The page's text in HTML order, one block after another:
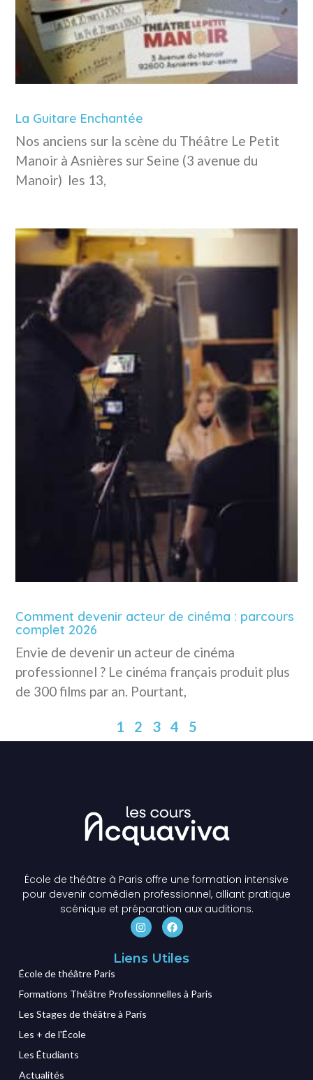
La Guitare Enchantée
Nos anciens sur la scène du Théâtre Le Petit
Manoir à Asnières sur Seine (3 avenue du
Manoir) les 13,
Comment devenir acteur de cinéma : parcours
complet 2026
Envie de devenir un acteur de cinéma
professionnel ? Le cinéma français produit plus
de 300 films par an. Pourtant,
1 2 3 4 5
École de théâtre à Paris offre une formation intensive
pour devenir comédien professionnel, alliant pratique
scénique et préparation aux auditions.
Liens Utiles
École de théâtre Paris
Formations Théâtre Professionnelles à Paris
Les Stages de théâtre à Paris
Les + de l'École
Les Étudiants
Actualités